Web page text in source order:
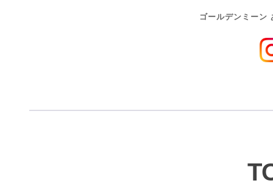
ゴールデンミー